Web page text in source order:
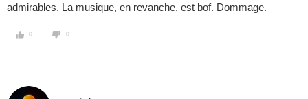
admirables. La musique, en revanche, est bof. Dommage.
0 0